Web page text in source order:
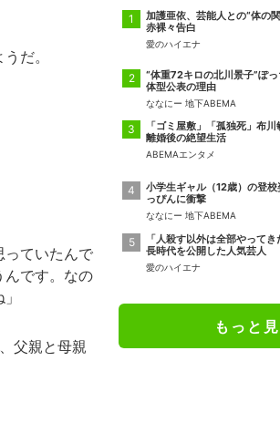
だ。
っていたんで
んです。なの
父親と母親
加護亜依、芸能人との“体の
赤裸々告白
愛のハイエナ
“体重72キロの北川景子”ぽっ
体型公表の理由
ななにー 地下ABEMA
「ゴミ屋敷」「孤独死」布川
離婚後の絶望生活
ABEMAエンタメ
小学生ギャル（12歳）の登校
っぴんに衝撃
ななにー 地下ABEMA
「人殺す以外は全部やってき
長時代を公開した人気芸人
愛のハイエナ
もっと